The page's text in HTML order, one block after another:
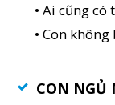
• Ai cũng
• Con
CON NGỦ